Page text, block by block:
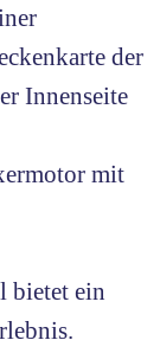
der
Innenseite
mit
bietet ein